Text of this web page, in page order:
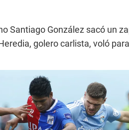
Santiago González sacó un
golero carlista, voló